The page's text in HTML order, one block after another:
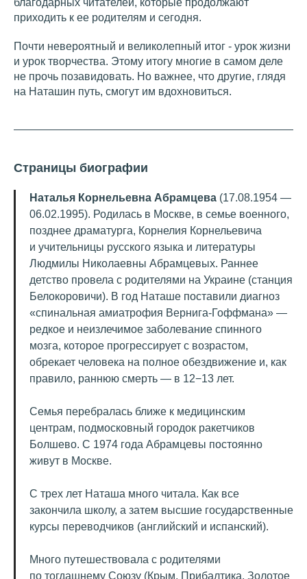
приходить к ее родителям и сегодня.
Почти невероятный и великолепный итог - урок жизни
и урок творчества. Этому итогу многие в самом деле
не прочь позавидовать. Но важнее, что другие, глядя
на Наташин путь, смогут им вдохновиться.
Страницы биографии
Наталья Корнельевна Абрамцева (17.08.1954 —
06.02.1995). Родилась в Москве, в семье военного,
позднее драматурга, Корнелия Корнельевича
и учительницы русского языка и литературы
Людмилы Николаевны Абрамцевых. Раннее
детство провела с родителями на Украине (станция
Белокоровичи). В год Наташе поставили диагноз
«спинальная амиатрофия Вернига-Гоффмана» —
редкое и неизлечимое заболевание спинного
мозга, которое прогрессирует с возрастом,
обрекает человека на полное обездвижение и, как
правило, раннюю смерть — в 12−13 лет.
Семья перебралась ближе к медицинским
центрам, подмосковный городок ракетчиков
Болшево. С 1974 года Абрамцевы постоянно
живут в Москве.
С трех лет Наташа много читала. Как все
закончила школу, а затем высшие государственные
курсы переводчиков (английский и испанский).
Много путешествовала с родителями
по тогдашнему Союзу (Крым, Прибалтика. Золотое